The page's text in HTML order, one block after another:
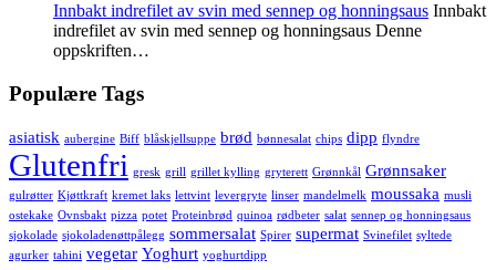
Innbakt indrefilet av svin med sennep og honningsaus Innbakt
indrefilet av svin med sennep og honningsaus Denne
oppskriften…
Populære Tags
asiatisk aubergine Biff blåskjellsuppe brød bønnesalat chips dipp flyndre
Glutenfri gresk grill grillet kylling gryterett Grønnkål Grønnsaker
gulrøtter Kjøttkraft kremet laks lettvint levergryte linser mandelmelk moussaka musli
ostekake Ovnsbakt pizza potet Proteinbrød quinoa rødbeter salat sennep og honningsaus
sjokolade sjokoladenøttpålegg sommersalat Spirer supermat Svinefilet syltede
agurker tahini vegetar Yoghurt yoghurtdipp